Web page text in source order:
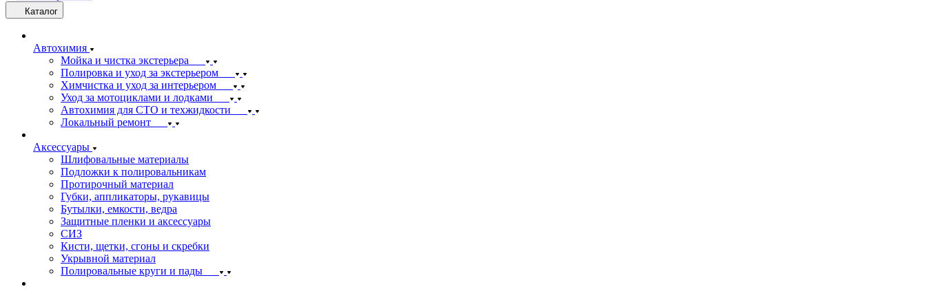
Каталог
Автохимия
Мойка и чистка экстерьера
Полировка и уход за экстерьером
Химчистка и уход за интерьером
Уход за мотоциклами и лодками
Автохимия для СТО и техжидкости
Локальный ремонт
Аксессуары
Шлифовальные материалы
Подложки к полировальникам
Протирочный материал
Губки, аппликаторы, рукавицы
Бутылки, емкости, ведра
Защитные пленки и аксессуары
СИЗ
Кисти, щетки, сгоны и скребки
Укрывной материал
Полировальные круги и пады